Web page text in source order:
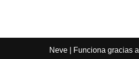
Neve | Funciona gracias a